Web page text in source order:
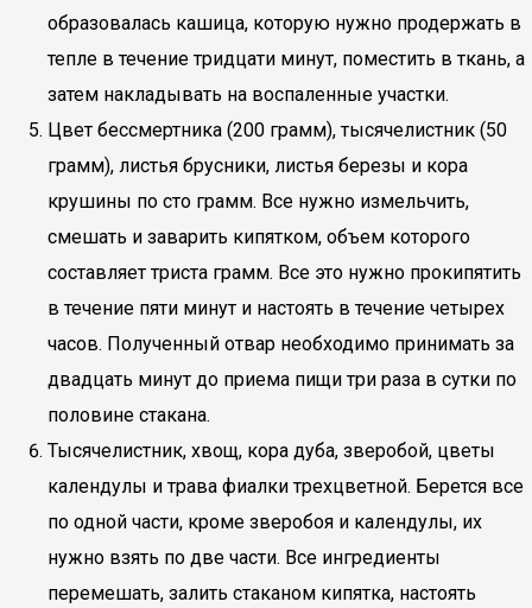
образовалась кашица, которую нужно продержать в
тепле в течение тридцати минут, поместить в ткань, а
затем накладывать на воспаленные участки.
Цвет бессмертника (200 грамм), тысячелистник (50
грамм), листья брусники, листья березы и кора
крушины по сто грамм. Все нужно измельчить,
смешать и заварить кипятком, объем которого
составляет триста грамм. Все это нужно прокипятить
в течение пяти минут и настоять в течение четырех
часов. Полученный отвар необходимо принимать за
двадцать минут до приема пищи три раза в сутки по
половине стакана.
Тысячелистник, хвощ, кора дуба, зверобой, цветы
календулы и трава фиалки трехцветной. Берется все
по одной части, кроме зверобоя и календулы, их
нужно взять по две части. Все ингредиенты
перемешать, залить стаканом кипятка, настоять